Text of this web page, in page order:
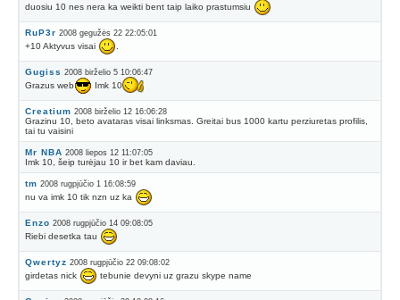
duosiu 10 nes nera ka weikti bent taip laiko prastumsiu
RuP3r 2008 gegužės 22 22:05:01
+10 Aktyvus visai
Gugiss 2008 birželio 5 10:06:47
Grazus web Imk 10
Creatium 2008 birželio 12 16:06:28
Grazinu 10, beto avataras visai linksmas. Greitai bus 1000 kartu perziuretas profilis,
tai tu vaisini
Mr NBA 2008 liepos 12 11:07:05
Imk 10, šeip turėjau 10 ir bet kam daviau.
tm 2008 rugpjūčio 1 16:08:59
nu va imk 10 tik nzn uz ka
Enzo 2008 rugpjūčio 14 09:08:05
Riebi desetka tau
Qwertyz 2008 rugpjūčio 22 09:08:02
girdetas nick tebunie devyni uz grazu skype name